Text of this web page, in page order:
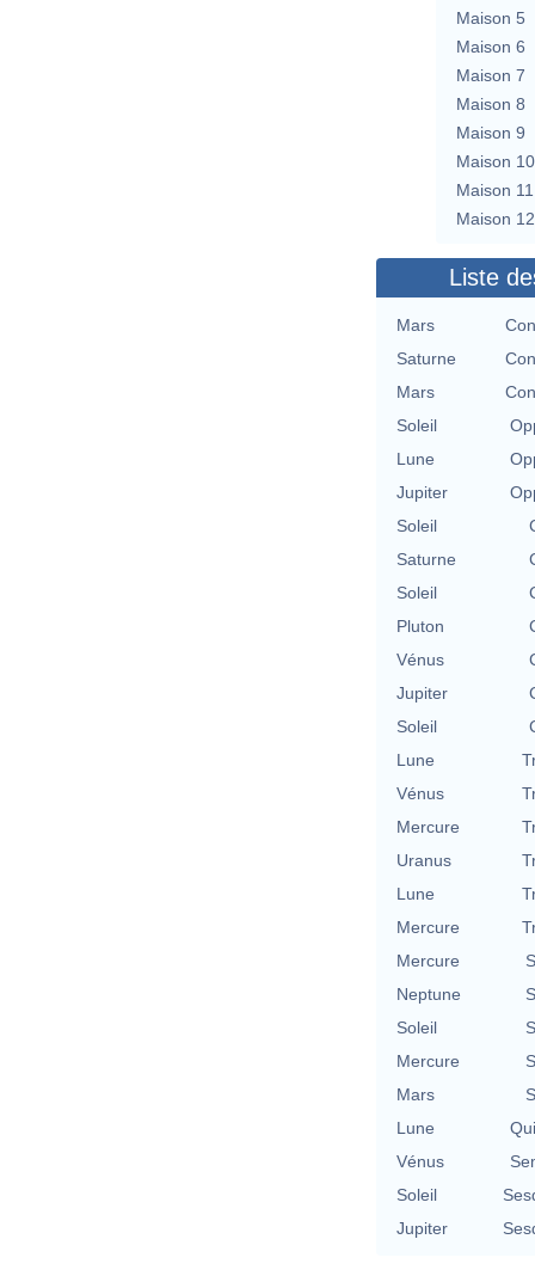
Maison 5
Maison 6
Maison 7
Maison 8
Maison 9
Maison 10
Maison 11
Maison 12
Liste
Mars
Saturne
Mars
Soleil
Lune
Jupiter
Soleil
Saturne
Soleil
Pluton
Vénus
Jupiter
Soleil
Lune
Vénus
Mercure
Uranus
Lune
Mercure
Mercure
Neptune
Soleil
Mercure
Mars
Lune
Vénus
Soleil
Jupiter